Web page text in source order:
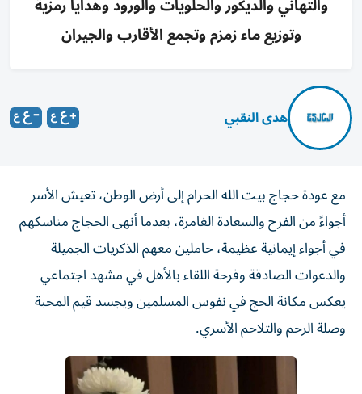
وتوزيع ماء زمزم وتجمع الأقارب والجيران
هدى النقبي
مع عودة حجاج بيت الله الحرام إلى أرض الوطن، تعيش الأسر
أجواءً من الفرح والسعادة الغامرة، بعدما أنهى الحجاج مناسكهم
في أجواء إيمانية عظيمة، حاملين معهم الذكريات الجميلة
والدعوات الصادقة وفرحة اللقاء بالأهل في مشهد اجتماعي
يعكس مكانة الحج في نفوس المسلمين ويجسد قيم المحبة
وصلة الرحم والتلاحم الأسري.